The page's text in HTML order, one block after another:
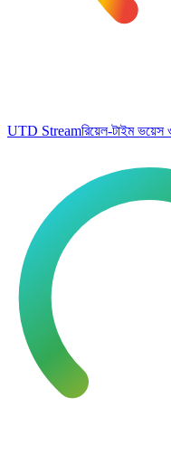
UTD Streamরিয়েল-টাইম ভয়েস